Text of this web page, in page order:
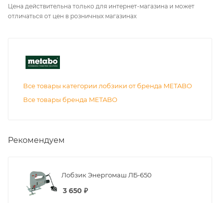
Цена действительна только для интернет-магазина и может
отличаться от цен в розничных магазинах
Все товары категории лобзики от бренда METABO
Все товары бренда METABO
Рекомендуем
Лобзик Энергомаш ЛБ-650
3 650 ₽